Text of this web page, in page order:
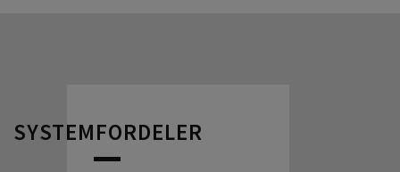
SYSTEMFORDELER